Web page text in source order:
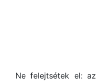
Ne felejtsétek el: